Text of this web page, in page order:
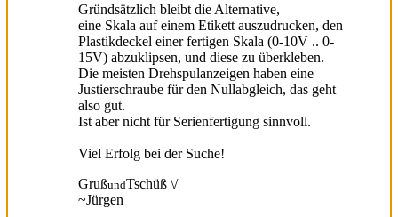
Gründsätzlich bleibt die Alternative,
eine Skala auf einem Etikett auszudrucken, den
Plastikdeckel einer fertigen Skala (0-10V .. 0-
15V) abzuklipsen, und diese zu überkleben.
Die meisten Drehspulanzeigen haben eine
Justierschraube für den Nullabgleich, das geht
also gut.
Ist aber nicht für Serienfertigung sinnvoll.
Viel Erfolg bei der Suche!
GrußundTschüß \/
~Jürgen